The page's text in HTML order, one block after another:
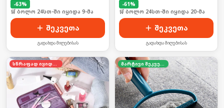
-63%
🛒 ბოლო 24სთ-ში იყიდა 9-მა
შეკვეთა
გადახდა მიღებისას
-61%
🛒 ბოლო 24სთ-ში იყიდა 20-მა
შეკვეთა
გადახდა მიღებისას
სწრაფად იყიდება მარტივი შეკვეთა